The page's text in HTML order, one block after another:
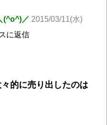
(^o^)／ 2015/03/11(水)
に返信
的に売り出したのは